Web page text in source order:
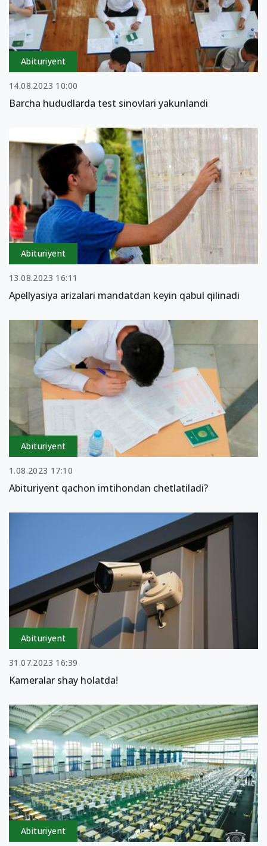
Abituriyent
14.08.2023 10:00
Barcha hududlarda test sinovlari yakunlandi
Abituriyent
13.08.2023 16:11
Apellyasiya arizalari mandatdan keyin qabul qilinadi
Abituriyent
1.08.2023 17:10
Abituriyent qachon imtihondan chetlatiladi?
Abituriyent
31.07.2023 16:39
Kameralar shay holatda!
Abituriyent